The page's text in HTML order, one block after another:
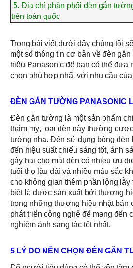
5. Địa chỉ phân phối đèn gắn
trên toàn quốc
Trong bài viết dưới đây chúng tôi
một số thông tin cơ bản về đèn
hiệu Panasonic để bạn có thể đưa
chọn phù hợp nhất với nhu cầu của
ĐÈN GẮN TƯỜNG PANASONIC
Đèn gắn tường là một sản phẩm
thẩm mỹ, loại đèn này thường
tường nhà. Đèn sử dụng bóng đèn
đến hiệu suất chiếu sáng tốt, ánh
gây hại cho mắt đèn có nhiều ưu
tuổi thọ lâu dài và nhiều màu sắc
cho không gian thêm phần lộng
biệt là được sản xuất bởi thương
trong những thương hiệu nhật bản
phát triển công nghệ để mang đến
nghiệm ánh sáng tác tốt nhất.
5 LÝ DO NÊN CHỌN ĐÈN GẮN